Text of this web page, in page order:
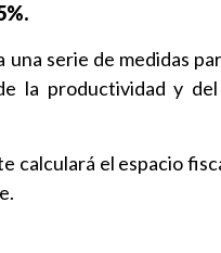
serie de medidas
la productividad y
calculará el espacio